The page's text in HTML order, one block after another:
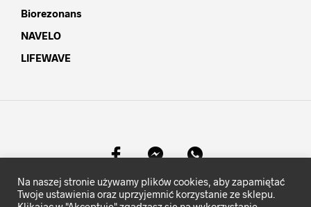
Biorezonans
NAVELO
LIFEWAVE
© MocKomfortu.pl- Wszelkie prawa zastrzeżone.
Na naszej stronie używamy plików cookies, aby zapamiętać
Twoje ustawienia oraz uprzyjemnić korzystanie ze sklepu.